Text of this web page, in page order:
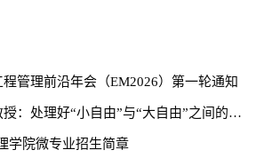
管理前沿年会（EM2026）第一轮通知
院长寄语 | 丁荣贵教授：处理好“小自由”与“大自由”之间的关系
学院微专业招生简章